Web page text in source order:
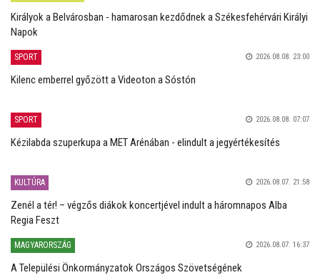
Királyok a Belvárosban - hamarosan kezdődnek a Székesfehérvári Királyi
Napok
SPORT 2026.08.08. 23:00
Kilenc emberrel győzött a Videoton a Sóstón
SPORT 2026.08.08. 07:07
Kézilabda szuperkupa a MET Arénában - elindult a jegyértékesítés
KULTÚRA 2026.08.07. 21:58
Zenél a tér! – végzős diákok koncertjével indult a háromnapos Alba
Regia Feszt
MAGYARORSZÁG 2026.08.07. 16:37
A Települési Önkormányzatok Országos Szövetségének